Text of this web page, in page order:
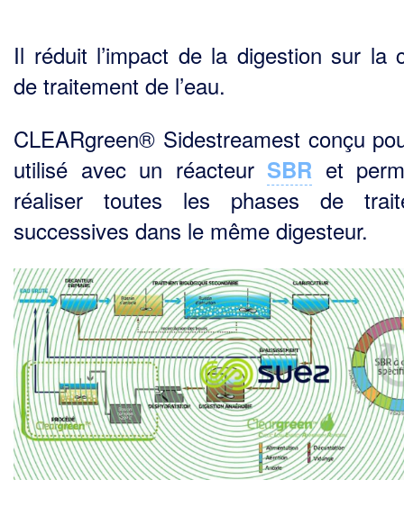
Il réduit l’impact de la digestion sur la
de traitement de l’eau.
CLEARgreen® Sidestreamest conçu
utilisé avec un réacteur SBR et
réaliser toutes les phases de
successives dans le même digesteur.